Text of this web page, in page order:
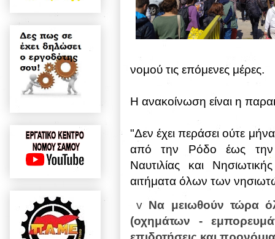
νομού τις επόμενες μέρες.
Η ανακοίνωση είναι η
"Δεν έχει περάσει ούτε
από την Ρόδο έως την
Ναυτιλίας και
αιτήματα όλων των
v Να μειωθούν τώρα
(οχημάτων -